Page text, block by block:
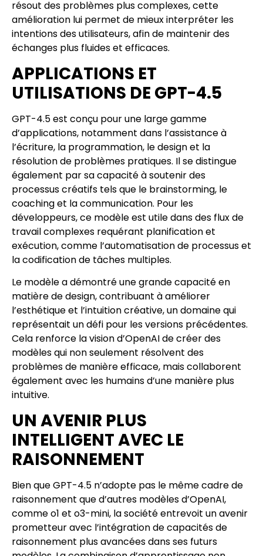
résout des problèmes plus complexes, cette
amélioration lui permet de mieux interpréter les
intentions des utilisateurs, afin de maintenir des
échanges plus fluides et efficaces.
APPLICATIONS ET
UTILISATIONS DE GPT-4.5
GPT-4.5 est conçu pour une large gamme
d’applications, notamment dans l’assistance à
l’écriture, la programmation, le design et la
résolution de problèmes pratiques. Il se distingue
également par sa capacité à soutenir des
processus créatifs tels que le brainstorming, le
coaching et la communication. Pour les
développeurs, ce modèle est utile dans des flux de
travail complexes requérant planification et
exécution, comme l’automatisation de processus et
la codification de tâches multiples.
Le modèle a démontré une grande capacité en
matière de design, contribuant à améliorer
l’esthétique et l’intuition créative, un domaine qui
représentait un défi pour les versions précédentes.
Cela renforce la vision d’OpenAI de créer des
modèles qui non seulement résolvent des
problèmes de manière efficace, mais collaborent
également avec les humains d’une manière plus
intuitive.
UN AVENIR PLUS
INTELLIGENT AVEC LE
RAISONNEMENT
Bien que GPT-4.5 n’adopte pas le même cadre de
raisonnement que d’autres modèles d’OpenAI,
comme o1 et o3-mini, la société entrevoit un avenir
prometteur avec l’intégration de capacités de
raisonnement plus avancées dans ses futurs